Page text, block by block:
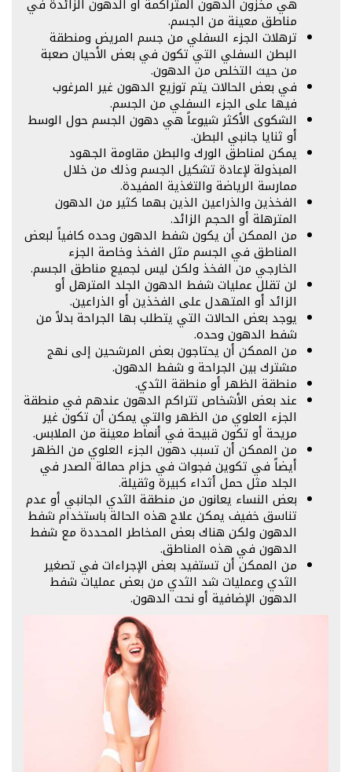
هي مخزون الدهون المتراكمة أو الدهون الزائدة في
مناطق معينة من الجسم.
ترهلات الجزء السفلي من جسم المريض ومنطقة
البطن السفلي التي تكون في بعض الأحيان صعبة
من حيث التخلص من الدهون.
في بعض الحالات يتم توزيع الدهون غير المرغوب
فيها على الجزء السفلي من الجسم.
الشكوى الأكثر شيوعاً هي دهون الجسم حول الوسط
أو ثنايا جانبي البطن.
يمكن لمناطق الورك والبطن مقاومة الجهود
المبذولة لإعادة تشكيل الجسم وذلك من خلال
ممارسة الرياضة والتغذية المفيدة.
الفخذين والذراعين الذين بهما كثير من الدهون
المترهلة أو الحجم الزائد.
من الممكن أن يكون شفط الدهون وحده كافياً لبعض
المناطق في الجسم مثل الفخذ وخاصة الجزء
الخارجي من الفخذ ولكن ليس لجميع مناطق الجسم.
لن تقلل عمليات شفط الدهون الجلد المترهل أو
الزائد أو المتهدل على الفخذين أو الذراعين.
يوجد بعض الحالات التي يتطلب بها الجراحة بدلاً من
شفط الدهون وحده.
من الممكن أن يحتاجون بعض المرشحين إلى نهج
مشترك بين الجراحة و شفط الدهون.
منطقة الظهر أو منطقة الثدي.
عند بعض الأشخاص تتراكم الدهون عندهم في منطقة
الجزء العلوي من الظهر والتي يمكن أن تكون غير
مريحة أو تكون قبيحة في أنماط معينة من الملابس.
من الممكن أن تسبب دهون الجزء العلوي من الظهر
أيضاً في تكوين فجوات في حزام حمالة الصدر في
الجلد مثل حمل أثداء كبيرة وثقيلة.
بعض النساء يعانون من منطقة الثدي الجانبي أو عدم
تناسق خفيف يمكن علاج هذه الحالة باستخدام شفط
الدهون ولكن هناك بعض المخاطر المحددة مع شفط
الدهون في هذه المناطق.
من الممكن أن تستفيد بعض الإجراءات في تصغير
الثدي وعمليات شد الثدي من بعض عمليات شفط
الدهون الإضافية أو نحت الدهون.